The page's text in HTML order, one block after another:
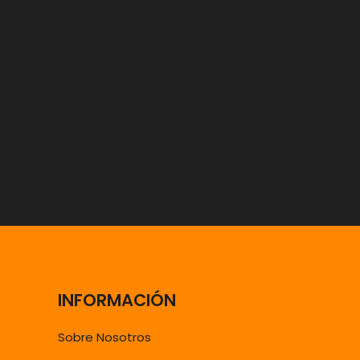
INFORMACIÓN
Sobre Nosotros